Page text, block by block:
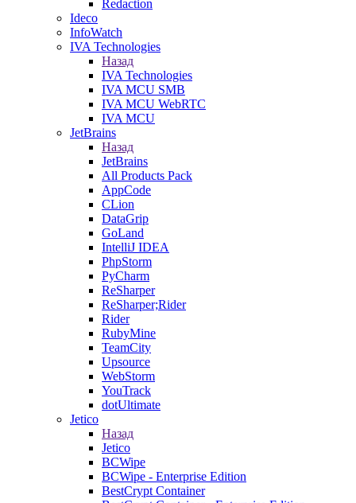
Redaction
Ideco
InfoWatch
IVA Technologies
Назад
IVA Technologies
IVA MCU SMB
IVA MCU WebRTC
IVA MCU
JetBrains
Назад
JetBrains
All Products Pack
AppCode
CLion
DataGrip
GoLand
IntelliJ IDEA
PhpStorm
PyCharm
ReSharper
ReSharper;Rider
Rider
RubyMine
TeamCity
Upsource
WebStorm
YouTrack
dotUltimate
Jetico
Назад
Jetico
BCWipe
BCWipe - Enterprise Edition
BestCrypt Container